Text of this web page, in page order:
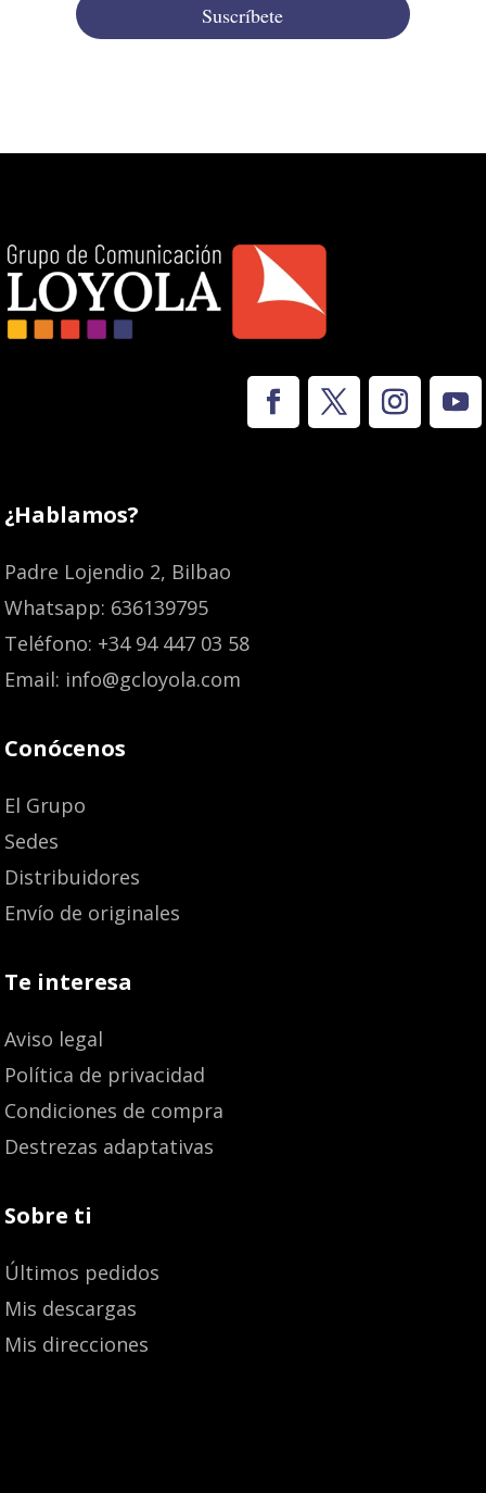
Suscríbete
¿Hablamos?
Padre Lojendio 2, Bilbao
Whatsapp: 636139795
Teléfono: +34 94 447 03 58
Email: info@gcloyola.com
Conócenos
El Grupo
Sedes
Distribuidores
Envío de originales
Te interesa
Aviso legal
Política de privacidad
Condiciones de compra
Destrezas adaptativas
Sobre ti
Últimos pedidos
Mis descargas
Mis direcciones